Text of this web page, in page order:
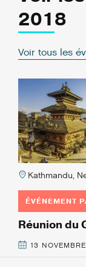
2018
Voir tous les
Kathmandu,
ÉVÉNEMENT
Réunion du
13